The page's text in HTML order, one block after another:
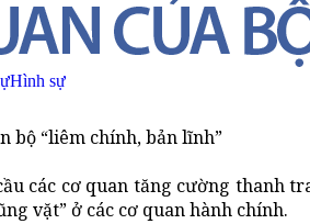
Hình sự
bộ “liêm chính, bản lĩnh”
các cơ quan tăng cường thanh
vặt” ở các cơ quan hành chính.